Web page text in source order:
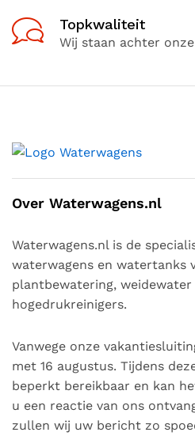
Topkwaliteit
Wij staan achter
Over Waterwagens.nl
Waterwagens.nl is de
waterwagens en watertanks
plantbewatering,
hogedrukreinigers.
Vanwege onze
met 16 augustus. Tijdens
beperkt bereikbaar en kan
u een reactie van ons
zullen wij uw bericht zo